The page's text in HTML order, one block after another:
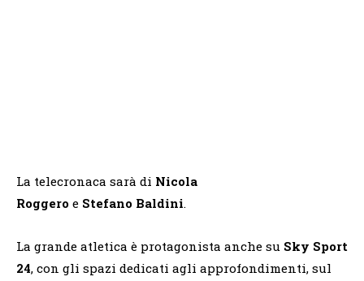
La telecronaca sarà di Nicola
Roggero e Stefano Baldini.
La grande atletica è protagonista anche su Sky Sport
24, con gli spazi dedicati agli approfondimenti, sul